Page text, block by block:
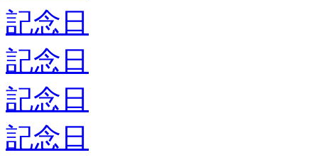
記念日
記念日
記念日
記念日